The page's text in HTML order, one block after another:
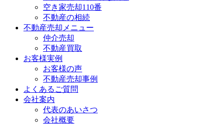
空き家売却110番
不動産の相続
不動産売却メニュー
仲介売却
不動産買取
お客様実例
お客様の声
不動産売却事例
よくあるご質問
会社案内
代表のあいさつ
会社概要